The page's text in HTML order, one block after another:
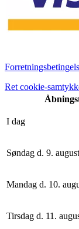
Ret cookie-
I dag
Søndag d. 9. august
Mandag d. 10.
Tirsdag d. 11.